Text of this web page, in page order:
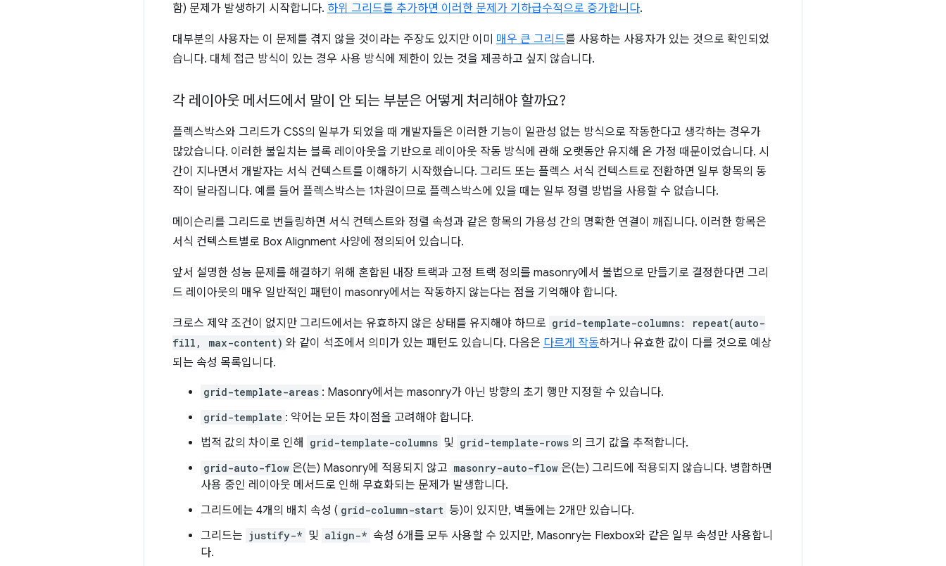
함) 문제가 발생하기 시작합니다. 하위 그리드를 추가하면 이러한 문제가 기하급수적으로 증가합니다.
대부분의 사용자는 이 문제를 겪지 않을 것이라는 주장도 있지만 이미 매우 큰 그리드를 사용하는 사용자가 있는 것으로 확인되었
습니다. 대체 접근 방식이 있는 경우 사용 방식에 제한이 있는 것을 제공하고 싶지 않습니다.
각 레이아웃 메서드에서 말이 안 되는 부분은 어떻게 처리해야 할까요?
플렉스박스와 그리드가 CSS의 일부가 되었을 때 개발자들은 이러한 기능이 일관성 없는 방식으로 작동한다고 생각하는 경우가
많았습니다. 이러한 불일치는 블록 레이아웃을 기반으로 레이아웃 작동 방식에 관해 오랫동안 유지해 온 가정 때문이었습니다. 시
간이 지나면서 개발자는 서식 컨텍스트를 이해하기 시작했습니다. 그리드 또는 플렉스 서식 컨텍스트로 전환하면 일부 항목의 동
작이 달라집니다. 예를 들어 플렉스박스는 1차원이므로 플렉스박스에 있을 때는 일부 정렬 방법을 사용할 수 없습니다.
메이슨리를 그리드로 번들링하면 서식 컨텍스트와 정렬 속성과 같은 항목의 가용성 간의 명확한 연결이 깨집니다. 이러한 항목은
서식 컨텍스트별로 Box Alignment 사양에 정의되어 있습니다.
앞서 설명한 성능 문제를 해결하기 위해 혼합된 내장 트랙과 고정 트랙 정의를 masonry에서 불법으로 만들기로 결정한다면 그리
드 레이아웃의 매우 일반적인 패턴이 masonry에서는 작동하지 않는다는 점을 기억해야 합니다.
크로스 제약 조건이 없지만 그리드에서는 유효하지 않은 상태를 유지해야 하므로 grid-template-columns: repeat(auto-
fill, max-content) 와 같이 석조에서 의미가 있는 패턴도 있습니다. 다음은 다르게 작동하거나 유효한 값이 다를 것으로 예상
되는 속성 목록입니다.
grid-template-areas : Masonry에서는 masonry가 아닌 방향의 초기 행만 지정할 수 있습니다.
grid-template : 약어는 모든 차이점을 고려해야 합니다.
법적 값의 차이로 인해
grid-template-columns 및 grid-template-rows 의 크기 값을 추적합니다.
grid-auto-flow 은(는) Masonry에 적용되지 않고 masonry-auto-flow 은(는) 그리드에 적용되지 않습니다. 병합하면
사용 중인 레이아웃 메서드로 인해 무효화되는 문제가 발생합니다.
그리드에는 4개의 배치 속성 ( grid-column-start 등)이 있지만, 벽돌에는 2개만 있습니다.
그리드는 justify-* 및 align-* 속성 6개를 모두 사용할 수 있지만, Masonry는 Flexbox와 같은 일부 속성만 사용합니
다.